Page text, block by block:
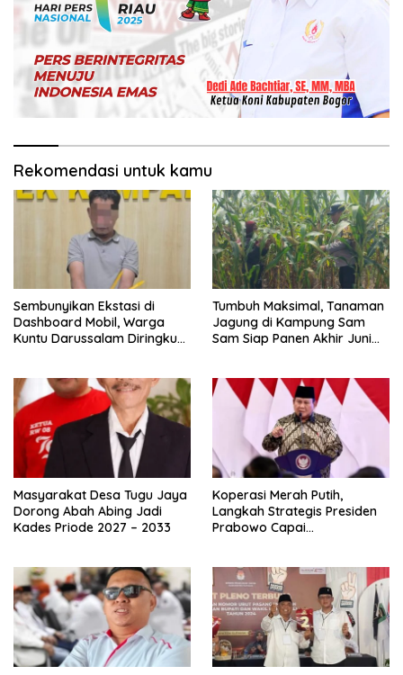
Rekomendasi untuk kamu
Sembunyikan Ekstasi di
Dashboard Mobil, Warga
Kuntu Darussalam Diringkus
Tumbuh Maksimal, Tanaman
Jagung di Kampung Sam
Sam Siap Panen Akhir Juni
Masyarakat Desa Tugu Jaya
Dorong Abah Abing Jadi
Kades Priode 2027 – 2033
Koperasi Merah Putih,
Langkah Strategis Presiden
Prabowo Capai